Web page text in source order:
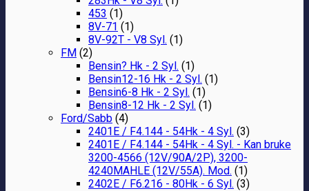
453 (1)
8V-71 (1)
8V-92T - V8 Syl. (1)
FM (2)
Bensin? Hk - 2 Syl. (1)
Bensin12-16 Hk - 2 Syl. (1)
Bensin6-8 Hk - 2 Syl. (1)
Bensin8-12 Hk - 2 Syl. (1)
Ford/Sabb (4)
2401E / F4.144 - 54Hk - 4 Syl. (3)
2401E / F4.144 - 54Hk - 4 Syl. - Kan bruke
3200-4566 (12V/90A/2P), 3200-
4240MAHLE (12V/55A). Mod. (1)
2402E / F6.216 - 80Hk - 6 Syl. (3)